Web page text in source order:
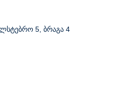
5, ბრაგა 4